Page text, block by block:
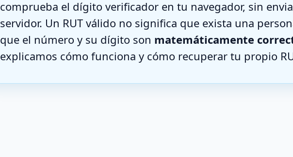
comprueba el dígito verificador en tu navegador, sin
servidor. Un RUT válido no significa que exista una
que el número y su dígito son matemáticamente
explicamos cómo funciona y cómo recuperar tu propio